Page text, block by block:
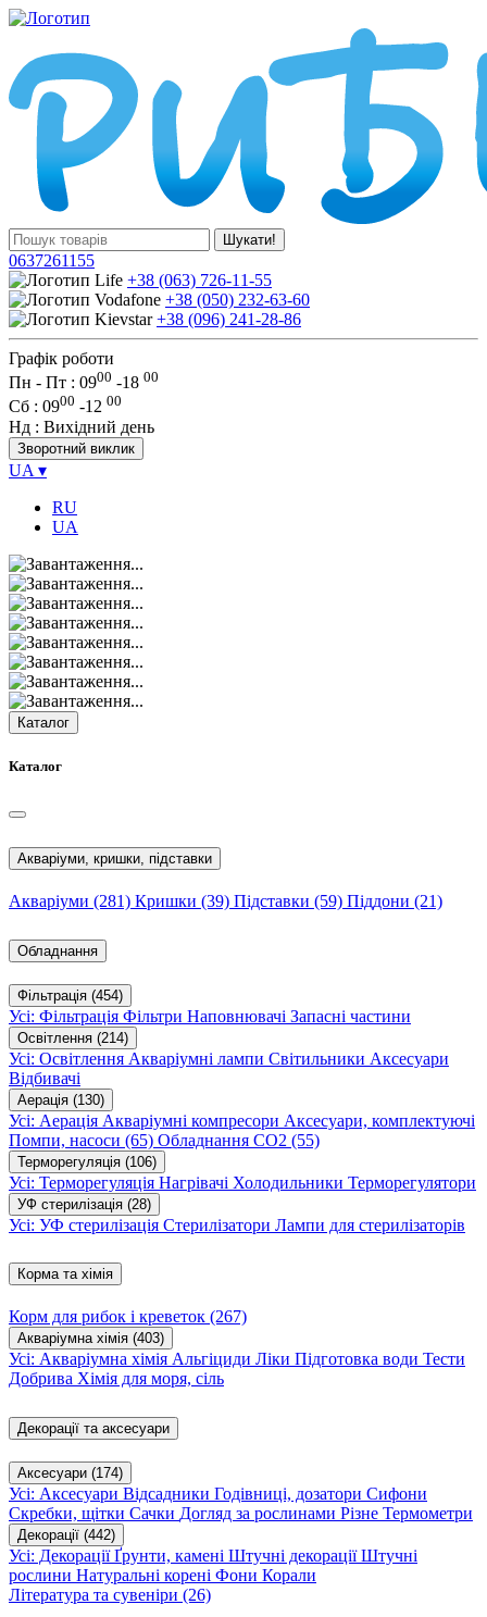
Шукати!
0637261155
+38 (063) 726-11-55
+38 (050) 232-63-60
+38 (096) 241-28-86
Графік роботи
Пн - Пт : 0900 -18 00
Сб : 0900 -12 00
Нд : Вихідний день
Зворотний виклик
UA ▾
RU
UA
Каталог
Каталог
Акваріуми, кришки, підставки
Акваріуми (281) Кришки (39) Підставки (59) Піддони (21)
Обладнання
Фільтрація (454)
Усі: Фільтрація Фільтри Наповнювачі Запасні частини
Освітлення (214)
Усі: Освітлення Акваріумні лампи Світильники Аксесуари
Відбивачі
Аерація (130)
Усі: Аерація Акваріумні компресори Аксесуари, комплектуючі
Помпи, насоси (65) Обладнання CO2 (55)
Терморегуляція (106)
Усі: Терморегуляція Нагрівачі Холодильники Терморегулятори
УФ стерилізація (28)
Усі: УФ стерилізація Стерилізатори Лампи для стерилізаторів
Корма та хімія
Корм для рибок і креветок (267)
Акваріумна хімія (403)
Усі: Акваріумна хімія Альгіциди Ліки Підготовка води Тести
Добрива Хімія для моря, сіль
Декорації та аксесуари
Аксесуари (174)
Усі: Аксесуари Відсадники Годівниці, дозатори Сифони
Скребки, щітки Сачки Догляд за рослинами Різне Термометри
Декорації (442)
Усі: ДекораціїҐрунти, камені Штучні декораціїШтучні
рослини Натуральні корені Фони Корали
Література та сувеніри (26)